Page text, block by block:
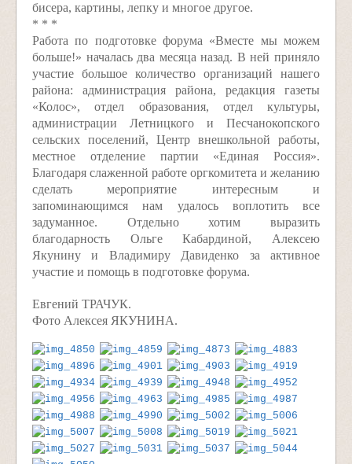
бисера, картины, лепку и многое другое.
* * *
Работа по подготовке форума «Вместе мы можем
больше!» началась два месяца назад. В ней приняло
участие большое количество организаций нашего
района: администрация района, редакция газеты
«Колос», отдел образования, отдел культуры,
администрации Летницкого и Песчанокопского
сельских поселений, Центр внешкольной работы,
местное отделение партии «Единая Россия».
Благодаря слаженной работе оргкомитета и желанию
сделать мероприятие интересным и
запоминающимся нам удалось воплотить все
задуманное. Отдельно хотим выразить
благодарность Ольге Кабардиной, Алексею
Якунину и Владимиру Давиденко за активное
участие и помощь в подготовке форума.
Евгений ТРАЧУК.
Фото Алексея ЯКУНИНА.